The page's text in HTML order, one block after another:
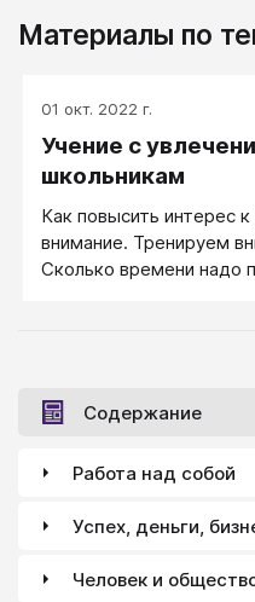
Материалы по
01 окт. 2022 г.
Учение с
школьникам
Как повысить интерес
внимание. Тренируем
Сколько времени надо
Научиться думать! Как
волю к цели. Когда
Интеллектуальный фон
берется коллектив!
(работу) Умственный
Содержание
Работа над собой
Успех, деньги,
Человек и